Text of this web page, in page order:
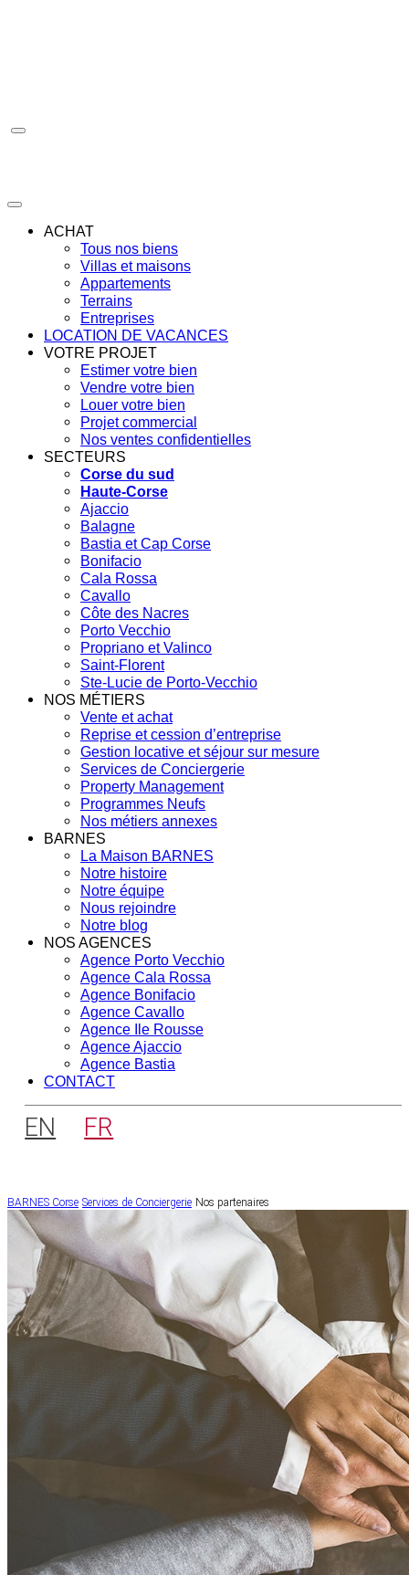
ACHAT
Tous nos biens
Villas et maisons
Appartements
Terrains
Entreprises
LOCATION DE VACANCES
VOTRE PROJET
Estimer votre bien
Vendre votre bien
Louer votre bien
Projet commercial
Nos ventes confidentielles
SECTEURS
Corse du sud
Haute-Corse
Ajaccio
Balagne
Bastia et Cap Corse
Bonifacio
Cala Rossa
Cavallo
Côte des Nacres
Porto Vecchio
Propriano et Valinco
Saint-Florent
Ste-Lucie de Porto-Vecchio
NOS MÉTIERS
Vente et achat
Reprise et cession d’entreprise
Gestion locative et séjour sur mesure
Services de Conciergerie
Property Management
Programmes Neufs
Nos métiers annexes
BARNES
La Maison BARNES
Notre histoire
Notre équipe
Nous rejoindre
Notre blog
NOS AGENCES
Agence Porto Vecchio
Agence Cala Rossa
Agence Bonifacio
Agence Cavallo
Agence Ile Rousse
Agence Ajaccio
Agence Bastia
CONTACT
EN FR
BARNES Corse Services de Conciergerie Nos partenaires